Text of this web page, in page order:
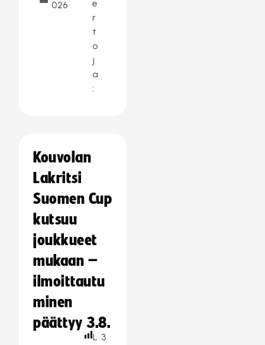
026
e
r
t
o
j
a
:
Kouvolan
Lakritsi
Suomen Cup
kutsuu
joukkueet
mukaan –
ilmoittautu
minen
päättyy 3.8.
L 3